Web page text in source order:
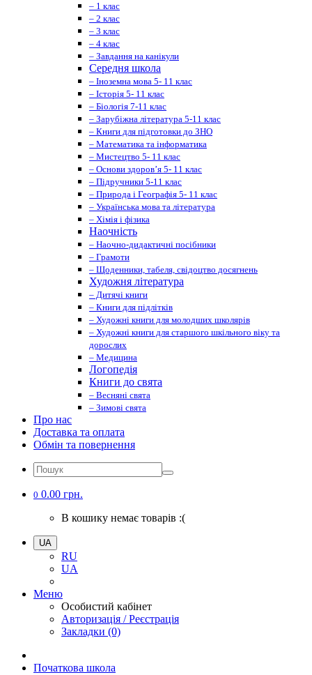
– 1 клас
– 2 клас
– 3 клас
– 4 клас
– Завдання на канікули
Середня школа
– Іноземна мова 5- 11 клас
– Історія 5- 11 клас
– Біологія 7-11 клас
– Зарубіжна література 5-11 клас
– Книги для підготовки до ЗНО
– Математика та інформатика
– Мистецтво 5- 11 клас
– Основи здоров’я 5- 11 клас
– Підручники 5-11 клас
– Природа і Географія 5- 11 клас
– Українська мова та література
– Хімія і фізика
Наочність
– Наочно-дидактичні посібники
– Грамоти
– Щоденники, табеля, свідоцтво досягнень
Художня література
– Дитячі книги
– Книги для підлітків
– Художні книги для молодших школярів
– Художні книги для старшого шкільного віку та
дорослих
– Медицина
Логопедія
Книги до свята
– Весняні свята
– Зимові свята
Про нас
Доставка та оплата
Обмін та повернення
0 0.00 грн.
В кошику немає товарів :(
UA
RU
UA
Меню
Особистий кабінет
Авторизація / Реєстрація
Закладки (0)
Початкова школа